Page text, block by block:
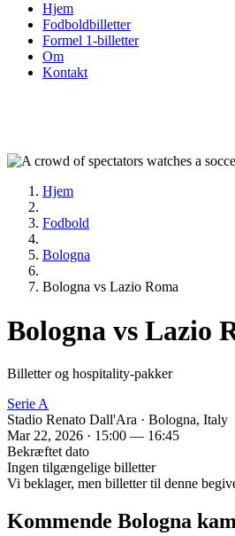
Hjem
Fodboldbilletter
Formel 1-billetter
Om
Kontakt
Hjem
Fodbold
Bologna
Bologna vs Lazio Roma
Bologna vs Lazio
Billetter og hospitality-pakker
Serie A
Stadio Renato Dall'Ara · Bologna, Italy
Mar 22, 2026 · 15:00 — 16:45
Bekræftet dato
Ingen tilgængelige billetter
Vi beklager, men billetter til denne
Kommende Bologna